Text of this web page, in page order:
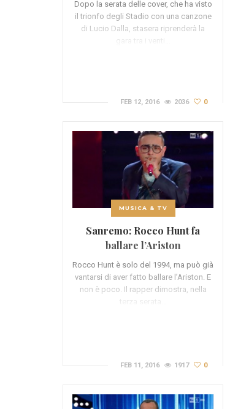
Dopo la serata delle cover, che ha visto
il trionfo degli Stadio con una canzone
di Lucio Dalla, stasera riprenderà la
gara tra i venti…
FEB 12, 2016 2036 0
MUSICA & TV
Sanremo: Rocco Hunt fa
ballare l’Ariston
Rocco Hunt è solo del 1994, ma può già
vantarsi di aver fatto ballare l’Ariston. E
non è poco. Il rapper dimostra, nella
terza serata…
FEB 11, 2016 1917 0